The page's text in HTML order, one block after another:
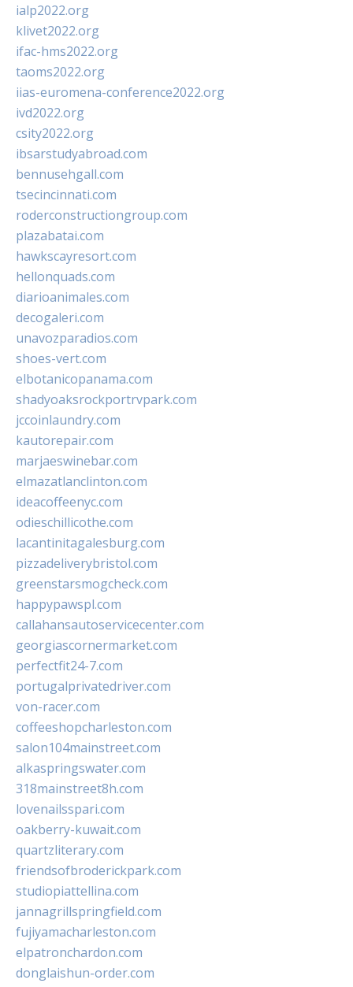
ialp2022.org
klivet2022.org
ifac-hms2022.org
taoms2022.org
iias-euromena-conference2022.org
ivd2022.org
csity2022.org
ibsarstudyabroad.com
bennusehgall.com
tsecincinnati.com
roderconstructiongroup.com
plazabatai.com
hawkscayresort.com
hellonquads.com
diarioanimales.com
decogaleri.com
unavozparadios.com
shoes-vert.com
elbotanicopanama.com
shadyoaksrockportrvpark.com
jccoinlaundry.com
kautorepair.com
marjaeswinebar.com
elmazatlanclinton.com
ideacoffeenyc.com
odieschillicothe.com
lacantinitagalesburg.com
pizzadeliverybristol.com
greenstarsmogcheck.com
happypawspl.com
callahansautoservicecenter.com
georgiascornermarket.com
perfectfit24-7.com
portugalprivatedriver.com
von-racer.com
coffeeshopcharleston.com
salon104mainstreet.com
alkaspringswater.com
318mainstreet8h.com
lovenailsspari.com
oakberry-kuwait.com
quartzliterary.com
friendsofbroderickpark.com
studiopiattellina.com
jannagrillspringfield.com
fujiyamacharleston.com
elpatronchardon.com
donglaishun-order.com